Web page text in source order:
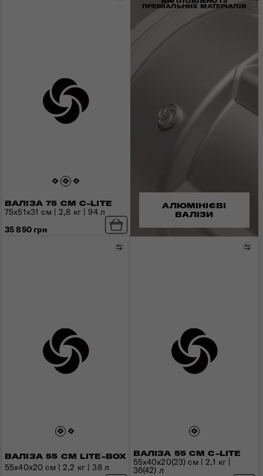
ВАЛІЗА 75 СМ C-LITE
75x51x31 см | 2,8 кг | 94 л
35 850 грн
ВАЛІЗА 55 СМ LITE-BOX
Порівняти
55x40x20 см | 2,2 кг | 38 л
ВАЛІЗА 55 СМ C-LITE
55х40х20(23) см | 2,1 кг |
36(42) л
ПРЕМІАЛЬНИХ МАТЕРІАЛІВ
АЛЮМІНІЄВІ
ВАЛІЗИ